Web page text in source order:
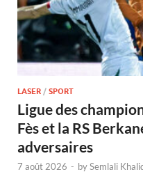
LASER / SPORT
Ligue des
Fès et la RS
adversaires
7 août 2026 - bySemlali